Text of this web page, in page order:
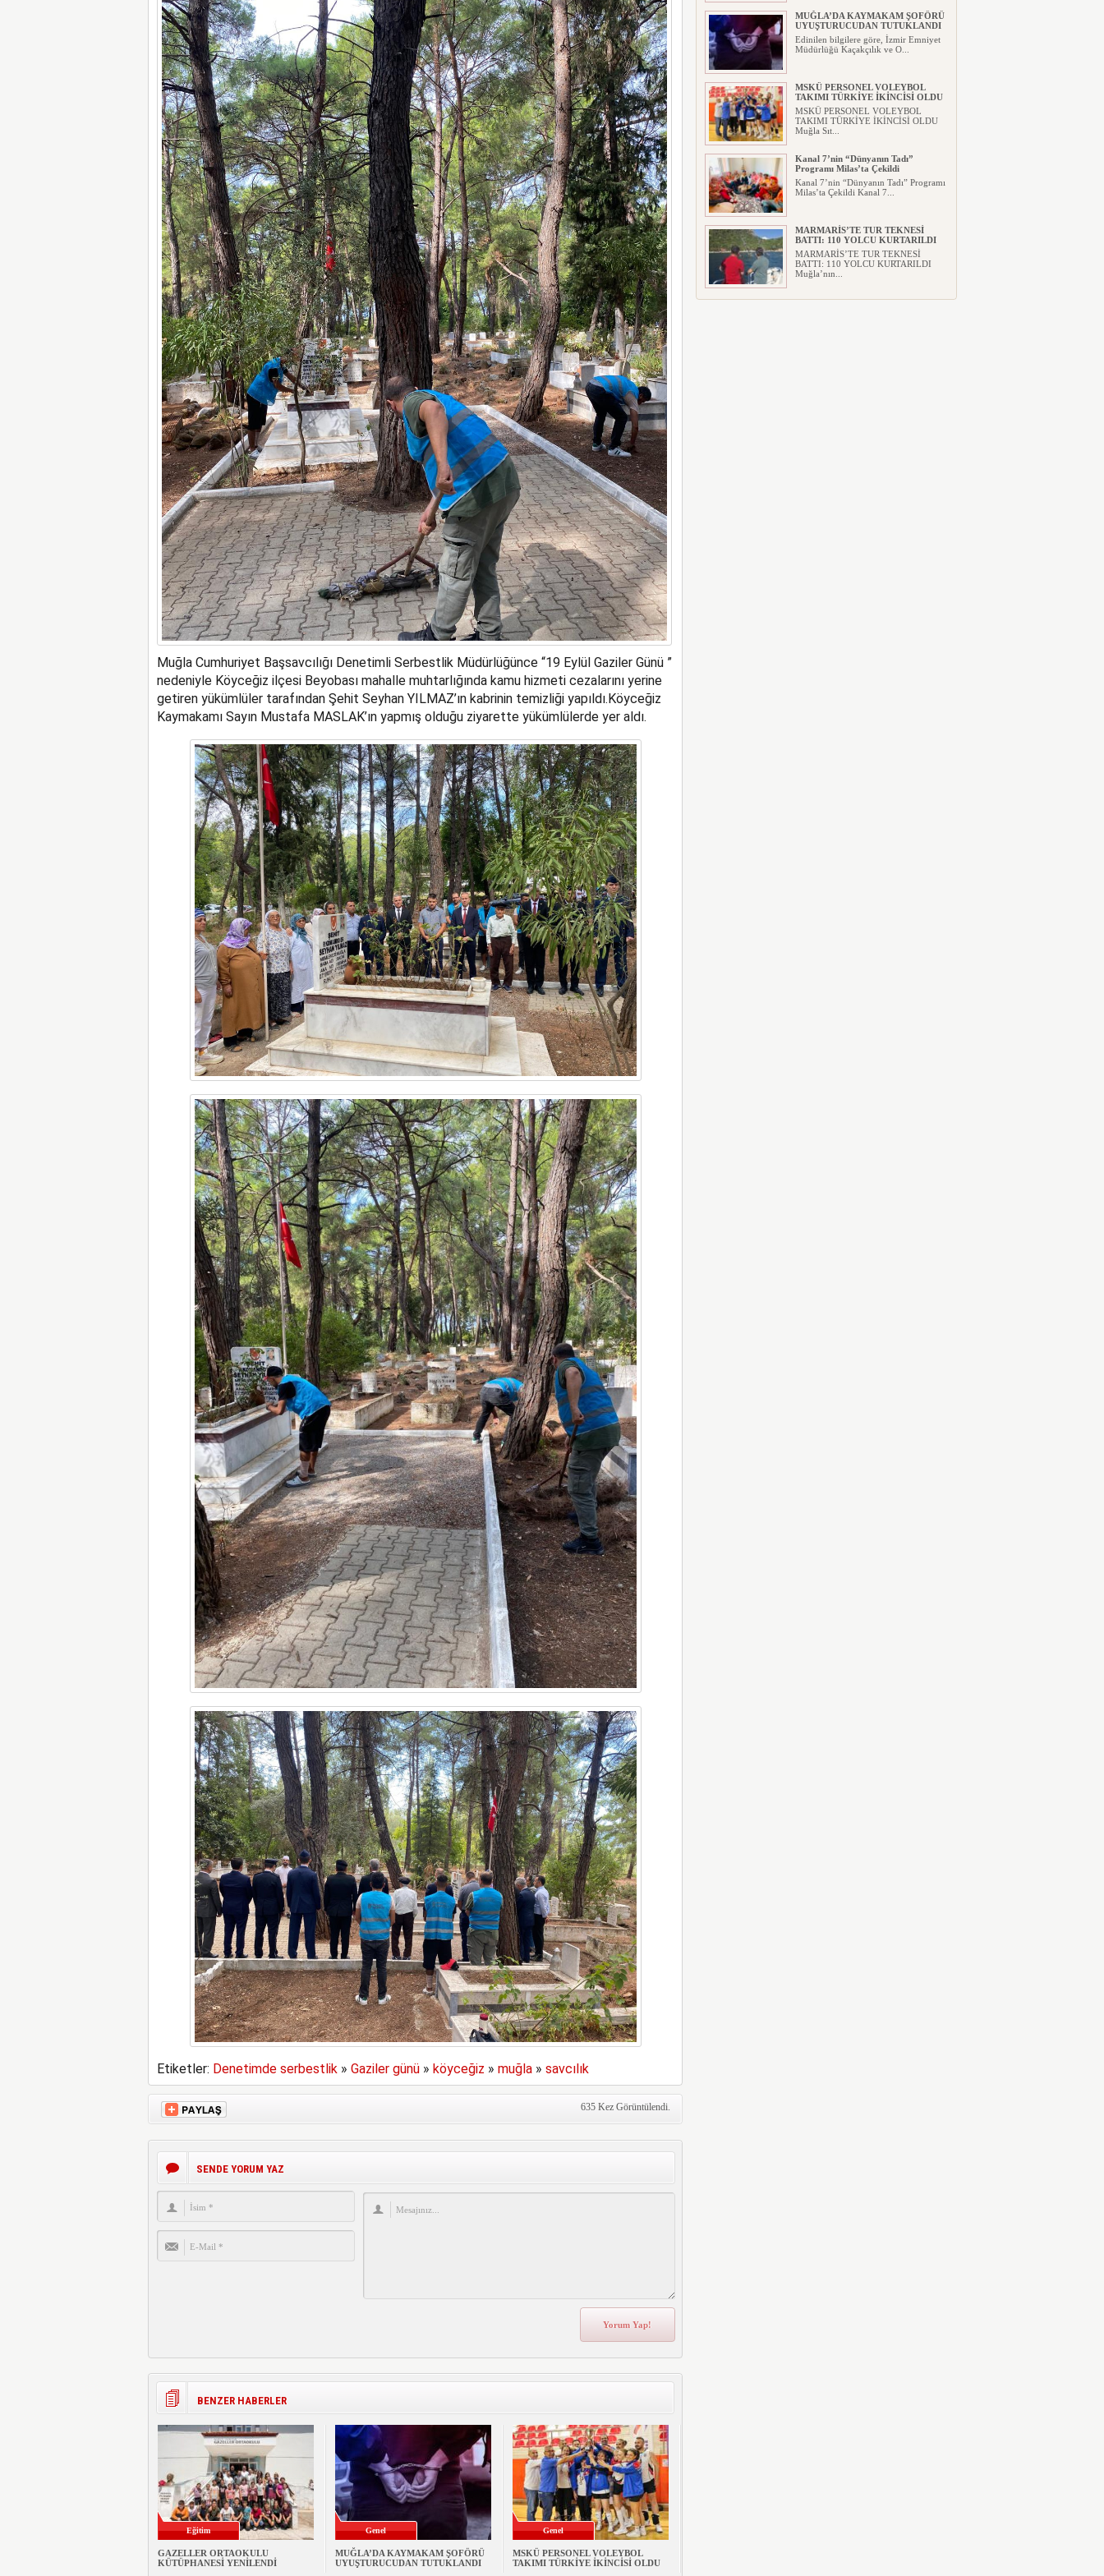
Muğla Cumhuriyet Başsavcılığı Denetimli Serbestlik Müdürlüğünce “19 Eylül Gaziler Günü ”
nedeniyle Köyceğiz ilçesi Beyobası mahalle muhtarlığında kamu hizmeti cezalarını yerine
getiren yükümlüler tarafından Şehit Seyhan YILMAZ’ın kabrinin temizliği yapıldı.Köyceğiz
Kaymakamı Sayın Mustafa MASLAK’ın yapmış olduğu ziyarette yükümlülerde yer aldı.
Etiketler: Denetimde serbestlik» Gaziler günü» köyceğiz » muğla» savcılık
635 Kez Görüntülendi.
SENDE YORUM YAZ
BENZER HABERLER
Eğitim
GAZELLER ORTAOKULU
KÜTÜPHANESİ YENİLENDİ
Genel
MUĞLA’DA KAYMAKAM ŞOFÖRÜ
UYUŞTURUCUDAN TUTUKLANDI
Genel
MSKÜ PERSONEL VOLEYBOL
TAKIMI TÜRKİYE İKİNCİSİ OLDU
MUĞLA’DA KAYMAKAM ŞOFÖRÜ
UYUŞTURUCUDAN TUTUKLANDI
Edinilen bilgilere göre, İzmir Emniyet
Müdürlüğü Kaçakçılık ve O...
MSKÜ PERSONEL VOLEYBOL
TAKIMI TÜRKİYE İKİNCİSİ OLDU
MSKÜ PERSONEL VOLEYBOL
TAKIMI TÜRKİYE İKİNCİSİ OLDU
Muğla Sıt...
Kanal 7’nin “Dünyanın Tadı”
Programı Milas’ta Çekildi
Kanal 7’nin “Dünyanın Tadı” Programı
Milas’ta Çekildi Kanal 7...
MARMARİS’TE TUR TEKNESİ
BATTI: 110 YOLCU KURTARILDI
MARMARİS’TE TUR TEKNESİ
BATTI: 110 YOLCU KURTARILDI
Muğla’nın...
MUĞLA’YA DEV SPOR